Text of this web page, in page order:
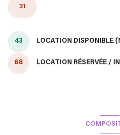
31
43 LOCATION DISPONIBLE
68 LOCATION RÉSERVÉE /